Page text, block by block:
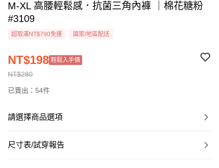
M-XL 高腰輕鬆感．抗菌三角內褲 ｜棉花糖粉
#3109
超取滿NT$790免運 國家/地區配送
NT$280
NT$198 輕鬆入手價
已賣出：54件
請選擇商品選項
尺寸表/試穿報告